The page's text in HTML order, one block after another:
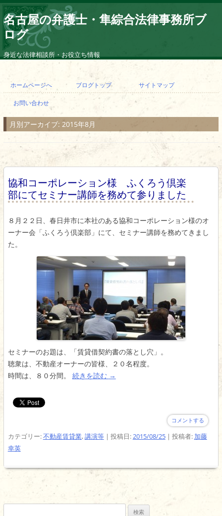
名古屋の弁護士・隼綜合法律事務所ブ
ログ
身近な法律相談所・お役立ち情報
ン
テ
ン
ス
ッ
ホームページへ ブログトップ サイトマップ
お問い合わせ
月別アーカイブ: 2015年8月
協和コーポレーション様 ふくろう倶楽
部にてセミナー講師を務めて参りました
８月２２日、春日井市に本社のある協和コーポレーション様のオ
ーナー会「ふくろう倶楽部」にて、セミナー講師を務めてきまし
た。
セミナーのお題は、「賃貸借契約書の落とし穴」。
聴衆は、不動産オーナーの皆様、２０名程度。
時間は、８０分間。 続きを読む →
コメントする
カテゴリー:不動産賃貸業,講演等| 投稿日:2015/08/25| 投稿者: 加藤
幸英